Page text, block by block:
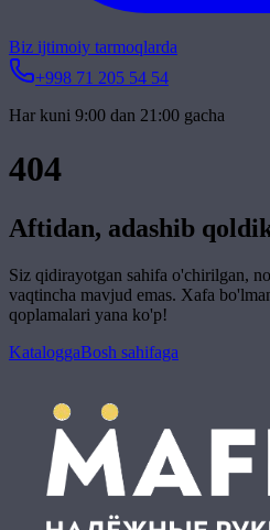
Biz ijtimoiy tarmoqlarda
+998 71 205 54 54
Har kuni 9:00 dan 21:00 gacha
404
Aftidan, adashib
Siz qidirayotgan sahifa o'chirilgan,
vaqtincha mavjud emas. Xafa
qoplamalari yana ko'p!
KataloggaBosh sahifaga